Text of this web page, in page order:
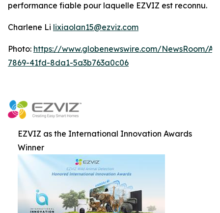
performance fiable pour laquelle EZVIZ est reconnu.
Charlene Li lixiaolan15@ezviz.com
Photo: https://www.globenewswire.com/NewsRoom/
7869-41fd-8da1-5a3b763a0c06
EZVIZ as the International Innovation Awards
Winner